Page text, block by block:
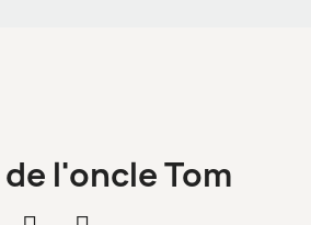
de l'oncle Tom